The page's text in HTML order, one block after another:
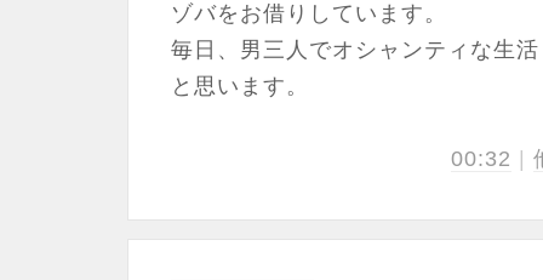
ゾバをお借りしています。
毎日、男三人でオシャンティな生
と思います。
00:32